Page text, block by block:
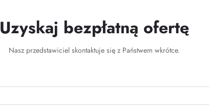
Uzyskaj bezpłatną ofertę
Nasz przedstawiciel skontaktuje się z Państwem wkrótce.